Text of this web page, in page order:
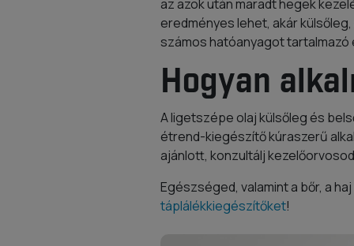
az azok után maradt hegek
eredményes lehet, akár
számos hatóanyagot
Hogyan
A ligetszépe olaj külsőleg és
étrend-kiegészítő kúraszerű
ajánlott, konzultálj
Egészséged, valamint a bőr, a
táplálékkiegészítőket!